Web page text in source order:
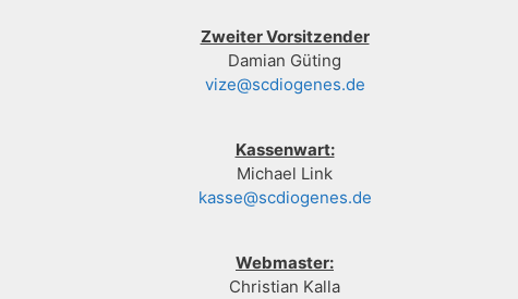
Zweiter Vorsitzender
Damian Güting
vize@scdiogenes.de
Kassenwart:
Michael Link
kasse@scdiogenes.de
Webmaster:
Christian Kalla